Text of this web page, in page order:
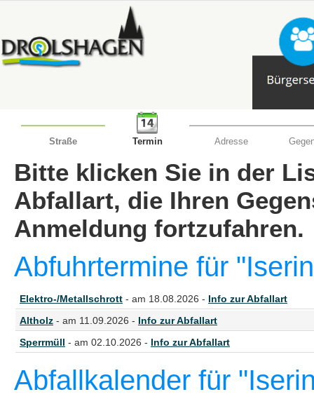
Straße Termin Adresse
Bitte klicken Sie in der
Abfallart, die Ihren
Anmeldung fortzufahren.
Abfuhrtermine für
Elektro-/Metallschrott - am 18.08.2026 - Info zur Abfallart
Altholz - am 11.09.2026 - Info zur Abfallart
Sperrmüll - am 02.10.2026 - Info zur Abfallart
Abfallkalender für